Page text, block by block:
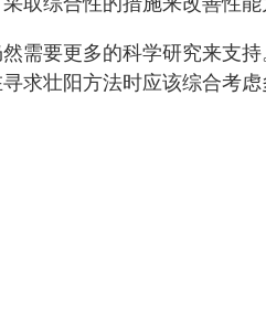
需要更多的科学研究来支
求壮阳方法时应该综合考虑